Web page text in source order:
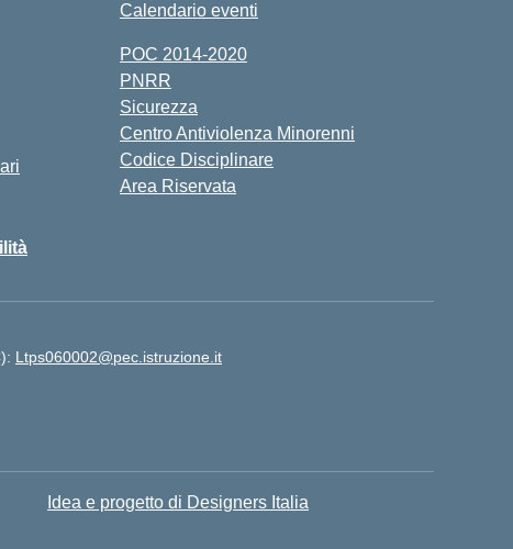
Calendario eventi
POC 2014-2020
PNRR
Sicurezza
Centro Antiviolenza Minorenni
Codice Disciplinare
Area Riservata
Ltps060002@pec.istruzione.it
Idea e progetto di Designers Italia